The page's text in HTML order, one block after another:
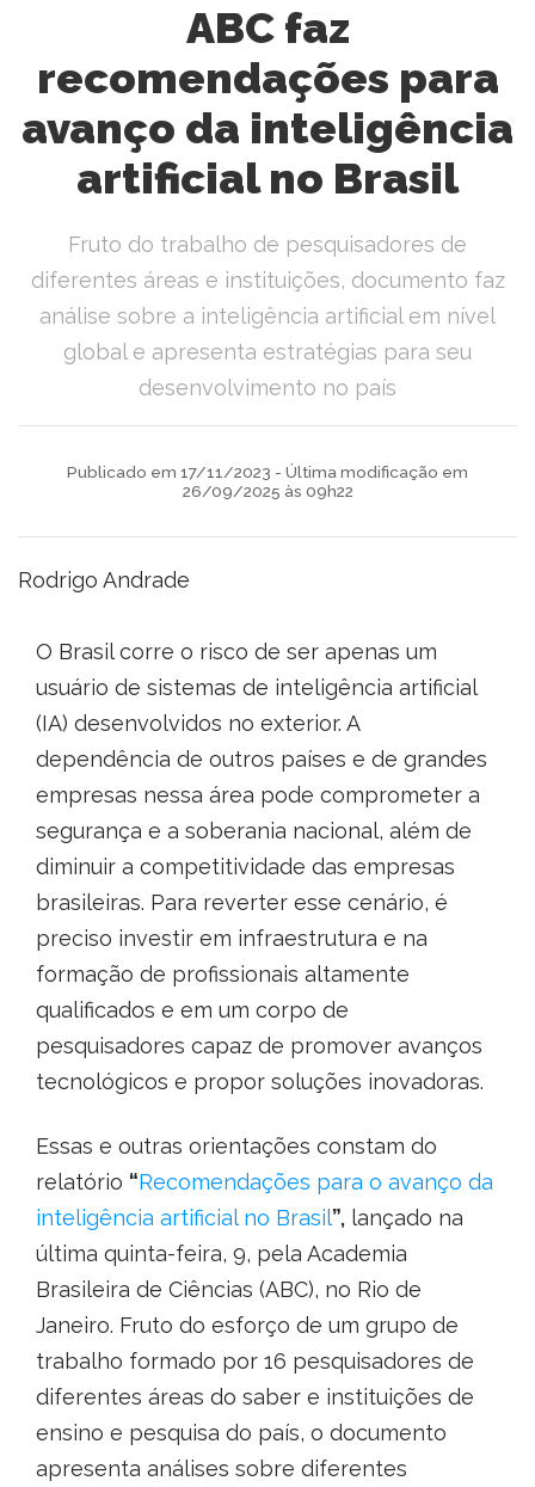
ABC faz
recomendações para
avanço da inteligência
artificial no Brasil
Fruto do trabalho de pesquisadores de
diferentes áreas e instituições, documento faz
análise sobre a inteligência artificial em nível
global e apresenta estratégias para seu
desenvolvimento no país
Publicado em 17/11/2023 - Última modificação em
26/09/2025 às 09h22
Rodrigo Andrade
O Brasil corre o risco de ser apenas um
usuário de sistemas de inteligência artificial
(IA) desenvolvidos no exterior. A
dependência de outros países e de grandes
empresas nessa área pode comprometer a
segurança e a soberania nacional, além de
diminuir a competitividade das empresas
brasileiras. Para reverter esse cenário, é
preciso investir em infraestrutura e na
formação de profissionais altamente
qualificados e em um corpo de
pesquisadores capaz de promover avanços
tecnológicos e propor soluções inovadoras.
Essas e outras orientações constam do
relatório “Recomendações para o avanço da
inteligência artificial no Brasil”, lançado na
última quinta-feira, 9, pela Academia
Brasileira de Ciências (ABC), no Rio de
Janeiro. Fruto do esforço de um grupo de
trabalho formado por 16 pesquisadores de
diferentes áreas do saber e instituições de
ensino e pesquisa do país, o documento
apresenta análises sobre diferentes